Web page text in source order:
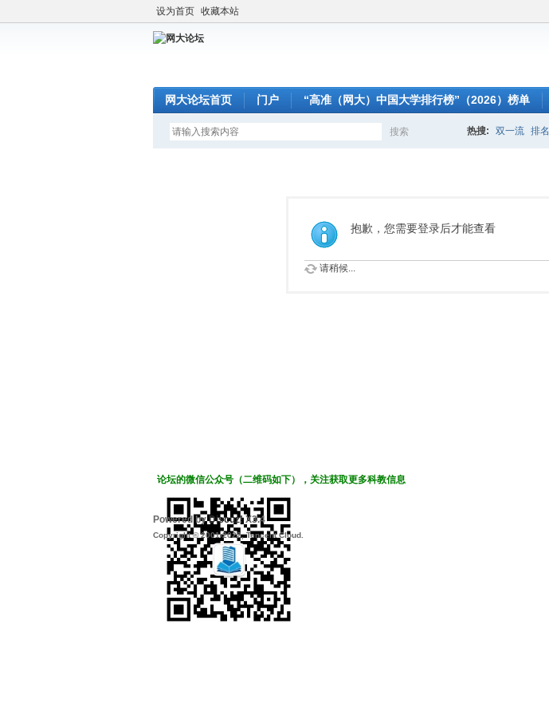
设为首页 收藏本站
网大论坛首页 门户 “高准（网大）中国大学排行榜”（2026）榜单
搜索
索
热搜: 双一流 排名
抱歉，您需要登录后才能查看
请稍候...
论坛的微信公众号（二维码如下），关注获取更多科教信息
Powered byDiscuz! X3.4
Copyright © 2001-2022, Tencent Cloud.